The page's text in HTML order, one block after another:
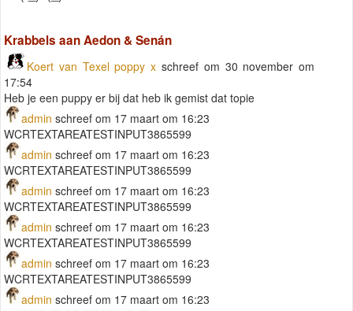
Krabbels aan Aedon & Senán
Koert van Texel poppy x schreef om 30 november om
17:54
Heb je een puppy er bij dat heb ik gemist dat topie
admin schreef om 17 maart om 16:23
WCRTEXTAREATESTINPUT3865599
admin schreef om 17 maart om 16:23
WCRTEXTAREATESTINPUT3865599
admin schreef om 17 maart om 16:23
WCRTEXTAREATESTINPUT3865599
admin schreef om 17 maart om 16:23
WCRTEXTAREATESTINPUT3865599
admin schreef om 17 maart om 16:23
WCRTEXTAREATESTINPUT3865599
admin schreef om 17 maart om 16:23